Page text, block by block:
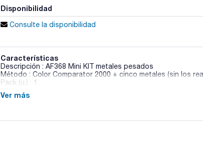
Disponibilidad
Consulte la disponibilidad
Características
Descripción : AF368 Mini KIT metales pesados
Método : Color Comparator 2000 + cinco metales (sin los
Pack (u.) : 1
Cada kit es un sistema completo con discos comparadores
para guiar con facilidad al menos experto.
Ver más